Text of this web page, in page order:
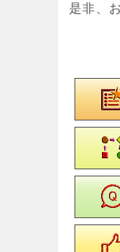
是非、